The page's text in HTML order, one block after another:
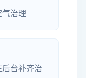
治理
后台补齐治